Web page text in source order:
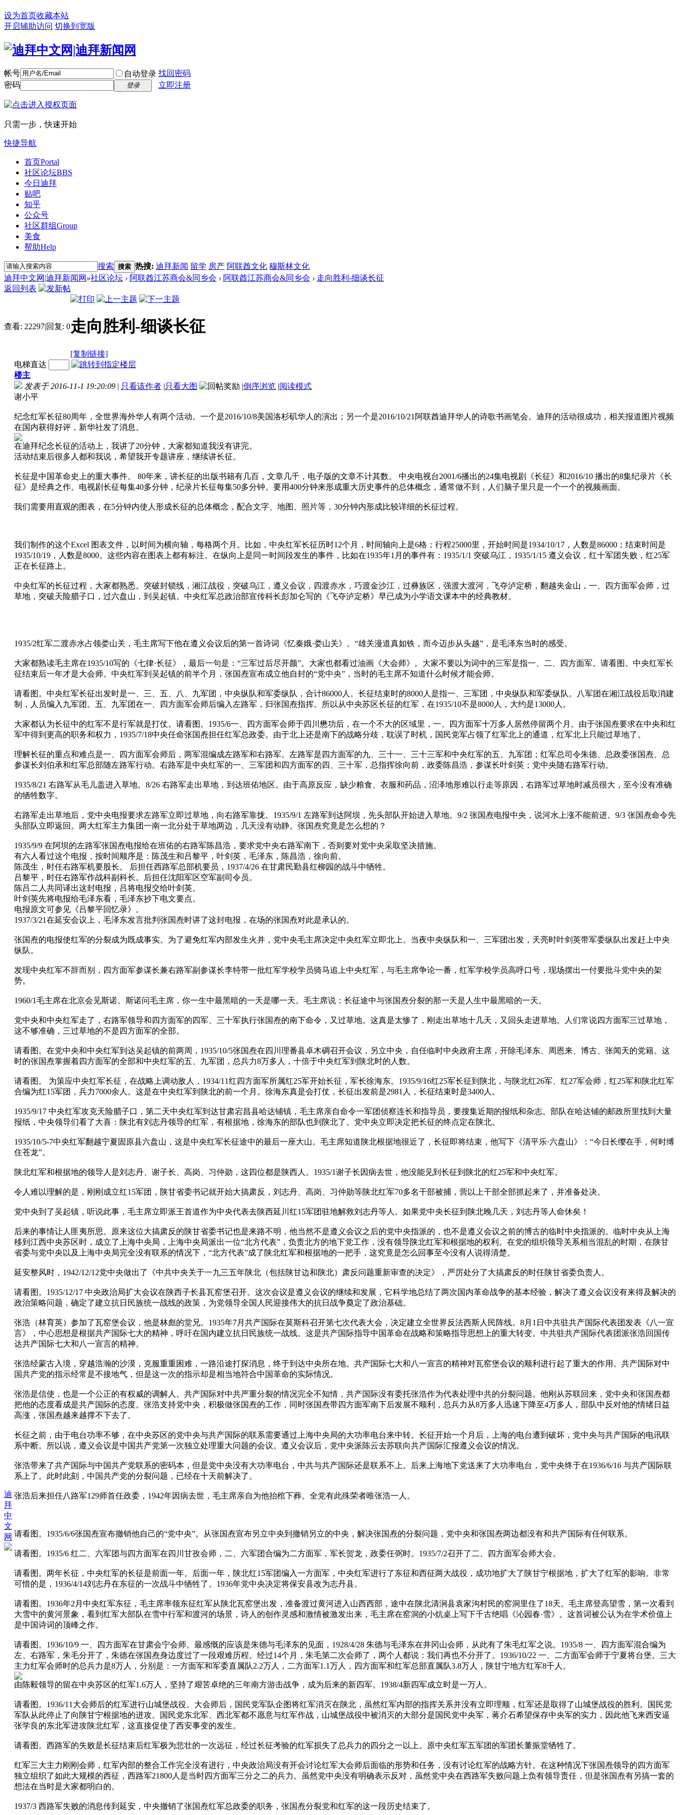
设为首页收藏本站
开启辅助访问 切换到宽版
帐号 自动登录 找回密码
密码
登录 立即注册
只需一步，快速开始
快捷导航
首页Portal
社区论坛BBS
今日迪拜
贴吧
知乎
公众号
社区群组Group
美食
帮助Help
搜索 搜索 热搜: 迪拜新闻 留学 房产 阿联酋文化 穆斯林文化
迪拜中文网|迪拜新闻网 »社区论坛 › 阿联酋江苏商会&同乡会 › 阿联酋江苏商会&同乡会 › 走向胜利-细谈长征
返回列表
查看: 22297|回复: 0走向胜利-细谈长征
[复制链接]
迪
拜
中
文
网
电梯直达
楼主
发表于 2016-11-1 19:20:09 | 只看该作者 |只看大图 |倒序浏览 |阅读模式
谢小平
纪念红军长征80周年，全世界海外华人有两个活动。一个是2016/10/8美国洛杉矶华人的演出；另一个是2016/10/21阿联酋迪拜华人的诗歌书画笔会。迪拜的活动很成功，相关报道图片视频
在国内获得好评，新华社发了消息。
在迪拜纪念长征的活动上，我讲了20分钟，大家都知道我没有讲完。
活动结束后很多人都和我说，希望我开专题讲座，继续讲长征。
长征是中国革命史上的重大事件。 80年来，讲长征的出版书籍有几百，文章几千，电子版的文章不计其数。 中央电视台2001/6播出的24集电视剧《长征》和2016/10 播出的8集纪录片《长
征》是经典之作。电视剧长征每集40多分钟，纪录片长征每集50多分钟。要用400分钟来形成重大历史事件的总体概念，通常做不到，人们脑子里只是一个一个的视频画面。
我们需要用直观的图表，在5分钟内使人形成长征的总体概念，配合文字、地图、照片等，30分钟内形成比较详细的长征过程。
我们制作的这个Excel 图表文件，以时间为横向轴，每格两个月。比如，中央红军长征历时12个月，时间轴向上是6格；行程25000里，开始时间是1934/10/17，人数是86000；结束时间是
1935/10/19，人数是8000。这些内容在图表上都有标注。在纵向上是同一时间段发生的事件，比如在1935年1月的事件有：1935/1/1 突破乌江，1935/1/15 遵义会议，红十军团失败，红25军
正在长征路上。
中央红军的长征过程，大家都熟悉。突破封锁线，湘江战役，突破乌江，遵义会议，四渡赤水，巧渡金沙江，过彝族区，强渡大渡河，飞夺泸定桥，翻越夹金山，一、四方面军会师，过
草地，突破天险腊子口，过六盘山，到吴起镇。中央红军总政治部宣传科长彭加仑写的《飞夺泸定桥》早已成为小学语文课本中的经典教材。
1935/2红军二渡赤水占领娄山关，毛主席写下他在遵义会议后的第一首诗词《忆秦娥·娄山关》。“雄关漫道真如铁，而今迈步从头越”，是毛泽东当时的感受。
大家都熟读毛主席在1935/10写的《七律·长征》，最后一句是：“三军过后尽开颜”。大家也都看过油画《大会师》。大家不要以为词中的三军是指一、二、四方面军。请看图。中央红军长
征结束后一年才是大会师。中央红军到吴起镇的前半个月，张国焘宣布成立他自封的“党中央”，当时的毛主席不知道什么时候才能会师。
请看图。中央红军长征出发时是一、三、五、八、九军团，中央纵队和军委纵队，合计86000人。长征结束时的8000人是指一、三军团，中央纵队和军委纵队。八军团在湘江战役后取消建
制，人员编入九军团。五、九军团在一、四方面军会师后编入左路军，归张国焘指挥。所以从中央苏区长征的红军，在1935/10不是8000人，大约是13000人。
大家都认为长征中的红军不是行军就是打仗。请看图。1935/6一、四方面军会师于四川懋功后，在一个不大的区域里，一、四方面军十万多人居然停留两个月。由于张国焘要求在中央和红
军中得到更高的职务和权力，1935/7/18中央任命张国焘担任红军总政委。由于北上还是南下的战略分歧，耽误了时机，国民党军占领了红军北上的通道，红军北上只能过草地了。
理解长征的重点和难点是一、四方面军会师后，两军混编成左路军和右路军。左路军是四方面军的九、三十一、三十三军和中央红军的五、九军团；红军总司令朱德、总政委张国焘、总
参谋长刘伯承和红军总部随左路军行动。右路军是中央红军的一、三军团和四方面军的四、三十军，总指挥徐向前，政委陈昌浩，参谋长叶剑英；党中央随右路军行动。
1935/8/21 右路军从毛儿盖进入草地。8/26 右路军走出草地，到达班佑地区。由于高原反应，缺少粮食、衣服和药品，沼泽地形难以行走等原因，右路军过草地时减员很大，至今没有准确
的牺牲数字。
右路军走出草地后，党中央电报要求左路军立即过草地，向右路军靠拢。1935/9/1 左路军到达阿坝，先头部队开始进入草地。9/2 张国焘电报中央，说河水上涨不能前进。9/3 张国焘命令先
头部队立即返回。两大红军主力集团一南一北分处于草地两边，几天没有动静。张国焘究竟是怎么想的？
1935/9/9 在阿坝的左路军张国焘电报给在班佑的右路军陈昌浩，要求党中央右路军南下，否则要对党中央采取坚决措施。
有六人看过这个电报，按时间顺序是：陈茂生和吕黎平，叶剑英，毛泽东，陈昌浩，徐向前。
陈茂生，时任右路军机要股长。 后担任西路军总部机要员，1937/4/26 在甘肃民勤县红柳园的战斗中牺牲。
吕黎平，时任右路军作战科副科长。后担任沈阳军区空军副司令员。
陈吕二人共同译出这封电报，吕将电报交给叶剑英。
叶剑英先将电报给毛泽东看，毛泽东抄下电文要点。
电报原文可参见《吕黎平回忆录》。
1937/3/21在延安会议上，毛泽东发言批判张国焘时讲了这封电报，在场的张国焘对此是承认的。
张国焘的电报使红军的分裂成为既成事实。为了避免红军内部发生火并，党中央毛主席决定中央红军立即北上。当夜中央纵队和一、三军团出发，天亮时叶剑英带军委纵队出发赶上中央
纵队。
发现中央红军不辞而别，四方面军参谋长兼右路军副参谋长李特带一批红军学校学员骑马追上中央红军，与毛主席争论一番，红军学校学员高呼口号，现场摆出一付要批斗党中央的架
势。
1960/1毛主席在北京会见斯诺。斯诺问毛主席，你一生中最黑暗的一天是哪一天。毛主席说：长征途中与张国焘分裂的那一天是人生中最黑暗的一天。
党中央和中央红军走了，右路军领导和四方面军的四军、三十军执行张国焘的南下命令，又过草地。这真是太惨了，刚走出草地十几天，又回头走进草地。人们常说四方面军三过草地，
这不够准确，三过草地的不是四方面军的全部。
请看图。在党中央和中央红军到达吴起镇的前两周，1935/10/5张国焘在四川理番县卓木碉召开会议，另立中央，自任临时中央政府主席，开除毛泽东、周恩来、博古、张闻天的党籍。这
时的张国焘掌握着四方面军的全部和中央红军的五、九军团，总兵力8万多人，十倍于中央红军到陕北时的人数。
请看图。 为策应中央红军长征，在战略上调动敌人，1934/11红四方面军所属红25军开始长征，军长徐海东。1935/9/16红25军长征到陕北，与陕北红26军、红27军会师，红25军和陕北红军
合编为红15军团，兵力7000余人。这是在中央红军到陕北的前一个月。徐海东真是会打仗，长征出发前是2981人，长征结束时是3400人。
1935/9/17 中央红军攻克天险腊子口，第二天中央红军到达甘肃宕昌县哈达铺镇，毛主席亲自命令一军团侦察连长和指导员，要搜集近期的报纸和杂志。部队在哈达铺的邮政所里找到大量
报纸，中央领导们看了大喜：陕北有刘志丹领导的红军，有根据地，徐海东的部队也到陕北了。党中央立即决定把长征的终点定在陕北。
1935/10/5-7中央红军翻越宁夏固原县六盘山，这是中央红军长征途中的最后一座大山。毛主席知道陕北根据地很近了，长征即将结束，他写下《清平乐·六盘山》：“今日长缨在手，何时缚
住苍龙”。
陕北红军和根据地的领导人是刘志丹、谢子长、高岗、习仲勋，这四位都是陕西人。1935/1谢子长因病去世，他没能见到长征到陕北的红25军和中央红军。
令人难以理解的是，刚刚成立红15军团，陕甘省委书记就开始大搞肃反，刘志丹、高岗、习仲勋等陕北红军70多名干部被捕，营以上干部全部抓起来了，并准备处决。
党中央到了吴起镇，听说此事，毛主席立即派王首道作为中央代表去陕西延川红15军团驻地解救刘志丹等人。如果党中央长征到陕北晚几天，刘志丹等人命休矣！
后来的事情让人匪夷所思。原来这位大搞肃反的陕甘省委书记也是来路不明，他当然不是遵义会议之后的党中央指派的，也不是遵义会议之前的博古的临时中央指派的。临时中央从上海
移到江西中央苏区时，成立了上海中央局，上海中央局派出一位“北方代表”，负责北方的地下党工作，没有领导陕北红军和根据地的权利。在党的组织领导关系相当混乱的时期，在陕甘
省委与党中央以及上海中央局完全没有联系的情况下，“北方代表”成了陕北红军和根据地的一把手，这究竟是怎么回事至今没有人说得清楚。
延安整风时，1942/12/12党中央做出了《中共中央关于一九三五年陕北（包括陕甘边和陕北）肃反问题重新审查的决定》，严厉处分了大搞肃反的时任陕甘省委负责人。
请看图。1935/12/17 中央政治局扩大会议在陕西子长县瓦窑堡召开。这次会议是遵义会议的继续和发展，它科学地总结了两次国内革命战争的基本经验，解决了遵义会议没有来得及解决的
政治策略问题，确定了建立抗日民族统一战线的政策，为党领导全国人民迎接伟大的抗日战争奠定了政治基础。
张浩（林育英）参加了瓦窑堡会议，他是林彪的堂兄。1935年7月共产国际在莫斯科召开第七次代表大会，决定建立全世界反法西斯人民阵线。8月1日中共驻共产国际代表团发表《八一宣
言》，中心思想是根据共产国际七大的精神，呼吁在国内建立抗日民族统一战线。这是共产国际指导中国革命在战略和策略指导思想上的重大转变。中共驻共产国际代表团派张浩回国传
达共产国际七大和八一宣言的精神。
张浩经蒙古入境，穿越浩瀚的沙漠，克服重重困难，一路沿途打探消息，终于到达中央所在地。共产国际七大和八一宣言的精神对瓦窑堡会议的顺利进行起了重大的作用。共产国际对中
国共产党的指示经常是不接地气，但是这一次的指示却是相当地符合中国革命的实际情况。
张浩是信使，也是一个公正的有权威的调解人。共产国际对中共严重分裂的情况完全不知情，共产国际没有委托张浩作为代表处理中共的分裂问题。他刚从苏联回来，党中央和张国焘都
把他的态度看成是共产国际的态度。张浩支持党中央，积极做张国焘的工作，同时张国焘带四方面军南下后发展不顺利，总兵力从8万多人迅速下降至4万多人，部队中反对他的情绪日益
高涨，张国焘越来越撑不下去了。
长征之前，由于电台功率不够，在中央苏区的党中央与共产国际的联系需要通过上海中央局的大功率电台来中转。长征开始一个月后，上海的电台遭到破坏，党中央与共产国际的电讯联
系中断。所以说，遵义会议是中国共产党第一次独立处理重大问题的会议。遵义会议后，党中央派陈云去苏联向共产国际汇报遵义会议的情况。
张浩带来了共产国际与中国共产党联系的密码本，但是党中央没有大功率电台，中共与共产国际还是联系不上。后来上海地下党送来了大功率电台，党中央终于在1936/6/16 与共产国际联
系上了。此时此刻，中国共产党的分裂问题，已经在十天前解决了。
张浩后来担任八路军129师首任政委，1942年因病去世，毛主席亲自为他抬棺下葬。全党有此殊荣者唯张浩一人。
请看图。1935/6/6张国焘宣布撤销他自己的“党中央”。从张国焘宣布另立中央到撤销另立的中央，解决张国焘的分裂问题，党中央和张国焘两边都没有和共产国际有任何联系。
请看图。1935/6 红二、六军团与四方面军在四川甘孜会师，二、六军团合编为二方面军，军长贺龙，政委任弼时。1935/7/2召开了二、四方面军会师大会。
请看图。两年长征，中央红军的长征是前面一年。后面一年，陕北红15军团编入一方面军，中央红军进行了东征和西征两大战役，成功地扩大了陕甘宁根据地，扩大了红军的影响。非常
可惜的是，1936/4/14刘志丹在东征的一次战斗中牺牲了。1936年党中央决定将保安县改为志丹县。
请看图。1936年2月中央红军东征，毛主席率领东征红军从陕北瓦窑堡出发，准备渡过黄河进入山西西部，途中在陕北清涧县袁家沟村民的窑洞里住了18天。毛主席登高望雪，第一次看到
大雪中的黄河景象，看到红军大部队在雪中行军和渡河的场景，诗人的创作灵感和激情被激发出来，毛主席在窑洞的小炕桌上写下千古绝唱《沁园春·雪》。这首词被公认为在学术价值上
是中国诗词的顶峰之作。
请看图。1936/10/9 一、四方面军在甘肃会宁会师。最感慨的应该是朱德与毛泽东的见面，1928/4/28 朱德与毛泽东在井冈山会师，从此有了朱毛红军之说。1935/8 一、四方面军混合编为
左、右路军，朱毛分开了，朱德在张国焘身边度过了一段艰难历程。经过14个月，朱毛第二次会师了，两个人都说：我们再也不分开了。1936/10/22 一、二方面军会师于宁夏将台堡。三大
主力红军会师时的总兵力是8万人，分别是：一方面军和军委直属队2.2万人，二方面军1.1万人，四方面军和红军总部直属队3.8万人，陕甘宁地方红军8千人。
由陈毅领导的留在中央苏区的红军1.6万人，坚持了艰苦卓绝的三年南方游击战争，成为后来的新四军。1938/4新四军成立时是一万人。
请看图。1936/11大会师后的红军进行山城堡战役。大会师后，国民党军队企图将红军消灭在陕北，虽然红军内部的指挥关系并没有立即理顺，红军还是取得了山城堡战役的胜利。国民党
军队从此停止了向陕甘宁根据地的进攻。国民党东北军、西北军都不愿意与红军作战，山城堡战役中被消灭的大部分是国民党中央军，蒋介石希望保存中央军的实力，因此他飞来西安逼
张学良的东北军进攻陕北红军，这直接促使了西安事变的发生。
请看图。西路军的失败是长征结束后红军极为悲壮的一次远征，经过长征考验的红军损失了总兵力的四分之一以上。原中央红军五军团的军团长董振堂牺牲了。
红军三大主力刚刚会师，红军内部的整合工作完全没有进行，中央政治局没有开会讨论红军大会师后面临的形势和任务，没有讨论红军的战略方针。在这种情况下张国焘领导的四方面军
独立组织了如此大规模的西征，西路军21800人是当时四方面军三分之二的兵力。虽然党中央没有明确表示反对，虽然党中央在西路军失败问题上负有领导责任，但是张国焘有另搞一套的
想法在当时是大家都明白的。
1937/3 西路军失败的消息传到延安，中央撤销了张国焘红军总政委的职务，张国焘分裂党和红军的这一段历史结束了。